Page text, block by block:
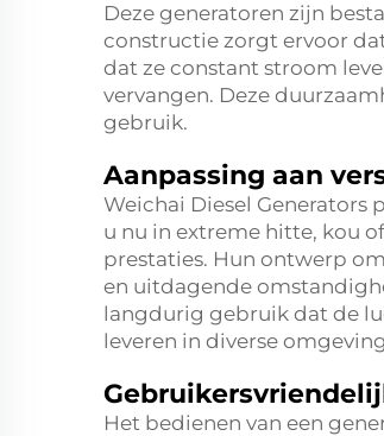
Deze generatoren zijn
constructie zorgt ervoor
dat ze constant stroom
vervangen. Deze
gebruik.
Aanpassing aan
Weichai Diesel Generators
u nu in extreme hitte, kou
prestaties. Hun ontwerp
en uitdagende
langdurig gebruik dat de
leveren in diverse
Het bedienen van een